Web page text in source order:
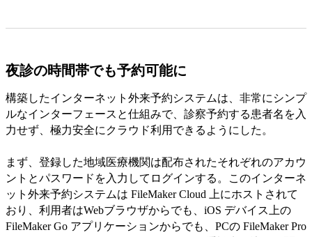
夜診の時間帯でも予約可能に
構築したインターネット外来予約システムは、非常にシンプ
ルなインターフェースと仕組みで、診察予約する患者名を入
力せず、極力安全にクラウド利用できるようにした。
まず、登録した地域医療機関は配布されたそれぞれのアカウ
ントとパスワードを入力してログインする。このインターネ
ット外来予約システムは FileMaker Cloud 上にホストされて
おり、利用者はWebブラウザからでも、iOS デバイス上の
FileMaker Go アプリケーションからでも、PCの FileMaker Pro